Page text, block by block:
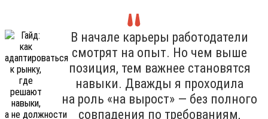
В начале карьеры работодатели
смотрят на опыт. Но чем выше
позиция, тем важнее становятся
навыки. Дважды я проходила
на роль «на вырост» — без полного
совпадения по требованиям,